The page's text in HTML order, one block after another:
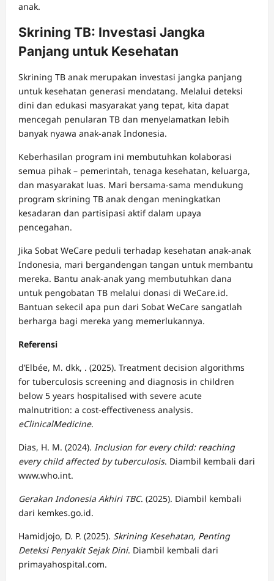
anak.
Skrining TB: Investasi Jangka
Panjang untuk Kesehatan
Skrining TB anak merupakan investasi jangka panjang
untuk kesehatan generasi mendatang. Melalui deteksi
dini dan edukasi masyarakat yang tepat, kita dapat
mencegah penularan TB dan menyelamatkan lebih
banyak nyawa anak-anak Indonesia.
Keberhasilan program ini membutuhkan kolaborasi
semua pihak – pemerintah, tenaga kesehatan, keluarga,
dan masyarakat luas. Mari bersama-sama mendukung
program skrining TB anak dengan meningkatkan
kesadaran dan partisipasi aktif dalam upaya
pencegahan.
Jika Sobat WeCare peduli terhadap kesehatan anak-anak
Indonesia, mari bergandengan tangan untuk membantu
mereka. Bantu anak-anak yang membutuhkan dana
untuk pengobatan TB melalui donasi di WeCare.id.
Bantuan sekecil apa pun dari Sobat WeCare sangatlah
berharga bagi mereka yang memerlukannya.
Referensi
d’Elbée, M. dkk, . (2025). Treatment decision algorithms
for tuberculosis screening and diagnosis in children
below 5 years hospitalised with severe acute
malnutrition: a cost-effectiveness analysis.
eClinicalMedicine.
Dias, H. M. (2024). Inclusion for every child: reaching
every child affected by tuberculosis. Diambil kembali dari
www.who.int.
Gerakan Indonesia Akhiri TBC. (2025). Diambil kembali
dari kemkes.go.id.
Hamidjojo, D. P. (2025). Skrining Kesehatan, Penting
Deteksi Penyakit Sejak Dini. Diambil kembali dari
primayahospital.com.